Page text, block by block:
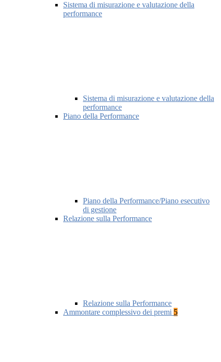
Sistema di misurazione e valutazione della
performance
Sistema di misurazione e valutazione della
performance
Piano della Performance
Piano della Performance/Piano esecutivo
di gestione
Relazione sulla Performance
Relazione sulla Performance
Ammontare complessivo dei premi 5